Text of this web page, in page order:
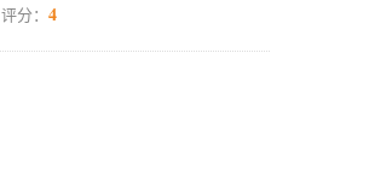
评分： 4